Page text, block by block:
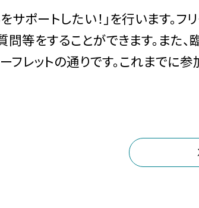
ポートしたい！」を行います。フ
等をすることができます。また、
レットの通りです。これまでに